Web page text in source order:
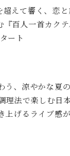
超えて響く、恋
『百人一首カク
ート
う、涼やかな夏
理法で楽しむ日
上げるライブ感